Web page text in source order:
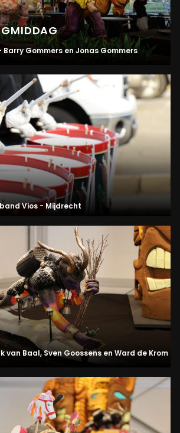
Gommers en Jonas Gommers
Vios - Mijdrecht
van Baal, Sven Goossens en Ward de Krom